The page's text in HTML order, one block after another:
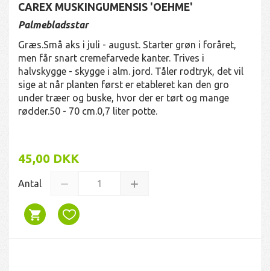
CAREX MUSKINGUMENSIS 'OEHME'
Palmebladsstar
Græs.Små aks i juli - august. Starter grøn i foråret,
men får snart cremefarvede kanter. Trives i
halvskygge - skygge i alm. jord. Tåler rodtryk, det vil
sige at når planten først er etableret kan den gro
under træer og buske, hvor der er tørt og mange
rødder.50 - 70 cm.0,7 liter potte.
45,00 DKK
Antal